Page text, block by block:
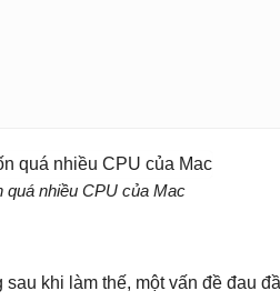
quá nhiều CPU của Mac
khi làm thế, một vấn đề đau